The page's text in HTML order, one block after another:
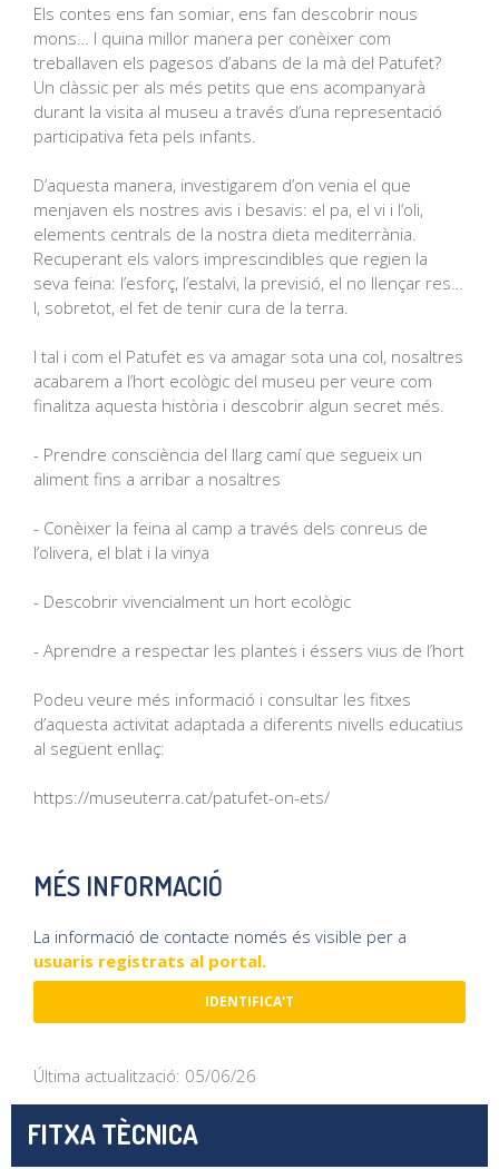
Els contes ens fan somiar, ens fan descobrir nous
mons… I quina millor manera per conèixer com
treballaven els pagesos d’abans de la mà del Patufet?
Un clàssic per als més petits que ens acompanyarà
durant la visita al museu a través d’una representació
participativa feta pels infants.
D’aquesta manera, investigarem d’on venia el que
menjaven els nostres avis i besavis: el pa, el vi i l’oli,
elements centrals de la nostra dieta mediterrània.
Recuperant els valors imprescindibles que regien la
seva feina: l’esforç, l’estalvi, la previsió, el no llençar res…
I, sobretot, el fet de tenir cura de la terra.
I tal i com el Patufet es va amagar sota una col, nosaltres
acabarem a l’hort ecològic del museu per veure com
finalitza aquesta història i descobrir algun secret més.
- Prendre consciència del llarg camí que segueix un
aliment fins a arribar a nosaltres
- Conèixer la feina al camp a través dels conreus de
l’olivera, el blat i la vinya
- Descobrir vivencialment un hort ecològic
- Aprendre a respectar les plantes i éssers vius de l’hort
Podeu veure més informació i consultar les fitxes
d’aquesta activitat adaptada a diferents nivells educatius
al següent enllaç:
https://museuterra.cat/patufet-on-ets/
MÉS INFORMACIÓ
La informació de contacte només és visible per a
usuaris registrats al portal.
IDENTIFICA'T
Última actualització: 05/06/26
FITXA TÈCNICA